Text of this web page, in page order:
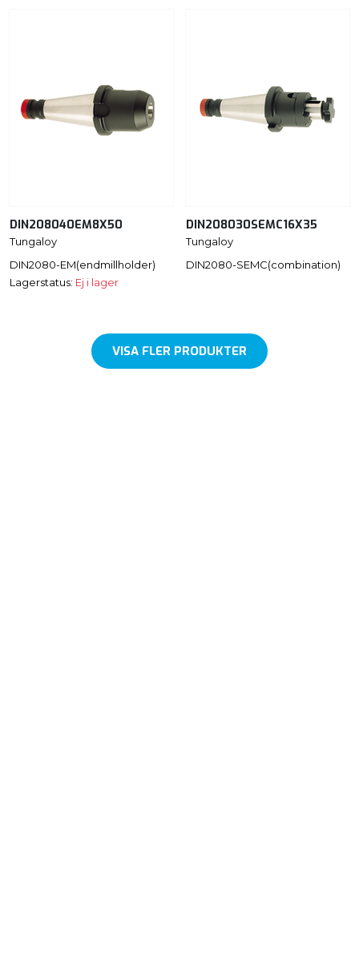
DIN208040EM8X50
Tungaloy
DIN2080-EM(endmillholder)
Lagerstatus: Ej i lager
DIN208030SEMC16X35
Tungaloy
DIN2080-SEMC(combination)
VISA FLER PRODUKTER